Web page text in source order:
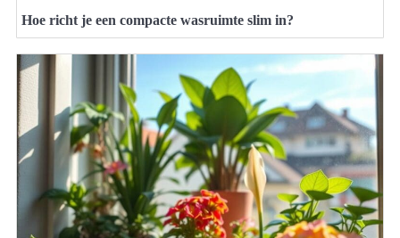
Hoe richt je een compacte wasruimte slim in?